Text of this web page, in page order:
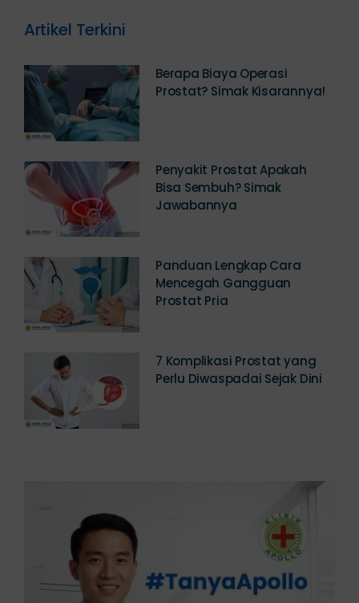
Berapa Biaya Operasi
Penyakit Prostat Apakah
Bisa Sembuh? Simak
Panduan Lengkap Cara
Mencegah Gangguan
7 Komplikasi Prostat yang